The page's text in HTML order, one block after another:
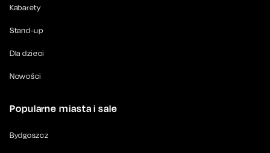
Kabarety
Stand-up
Dla dzieci
Nowości
Popularne miasta i sale
Bydgoszcz